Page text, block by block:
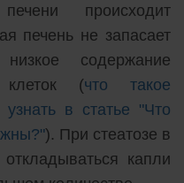
происходит
печень не запасает
содержание
клеток (что такое
в статье "Что
). При стеатозе в
капли